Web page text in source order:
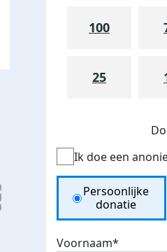
100
25
Ik doe een
Donation Type
Persoonlijke
donatie
Voornaam*